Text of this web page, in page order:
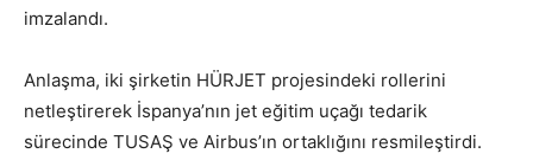
imzalandı.
Anlaşma, iki şirketin HÜRJET projesindeki rollerini
netleştirerek İspanya’nın jet eğitim uçağı tedarik
sürecinde TUSAŞ ve Airbus’ın ortaklığını resmileştirdi.